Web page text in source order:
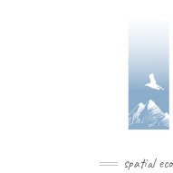
spatial